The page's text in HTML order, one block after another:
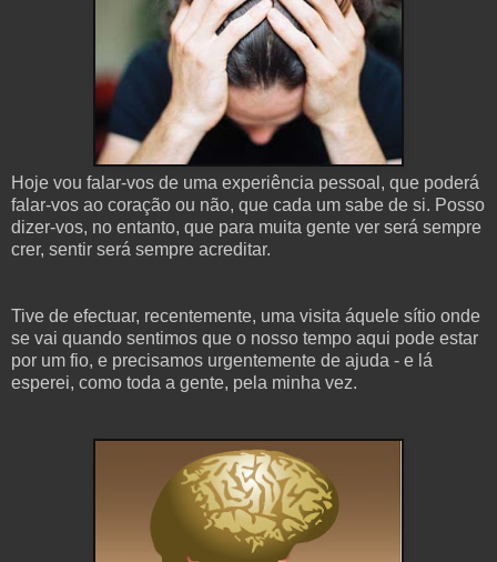
Hoje vou falar-vos de uma experiência pessoal, que poderá
falar-vos ao coração ou não, que cada um sabe de si. Posso
dizer-vos, no entanto, que para muita gente ver será sempre
crer, sentir será sempre acreditar.
Tive de efectuar, recentemente, uma visita áquele sítio onde
se vai quando sentimos que o nosso tempo aqui pode estar
por um fio, e precisamos urgentemente de ajuda - e lá
esperei, como toda a gente, pela minha vez.